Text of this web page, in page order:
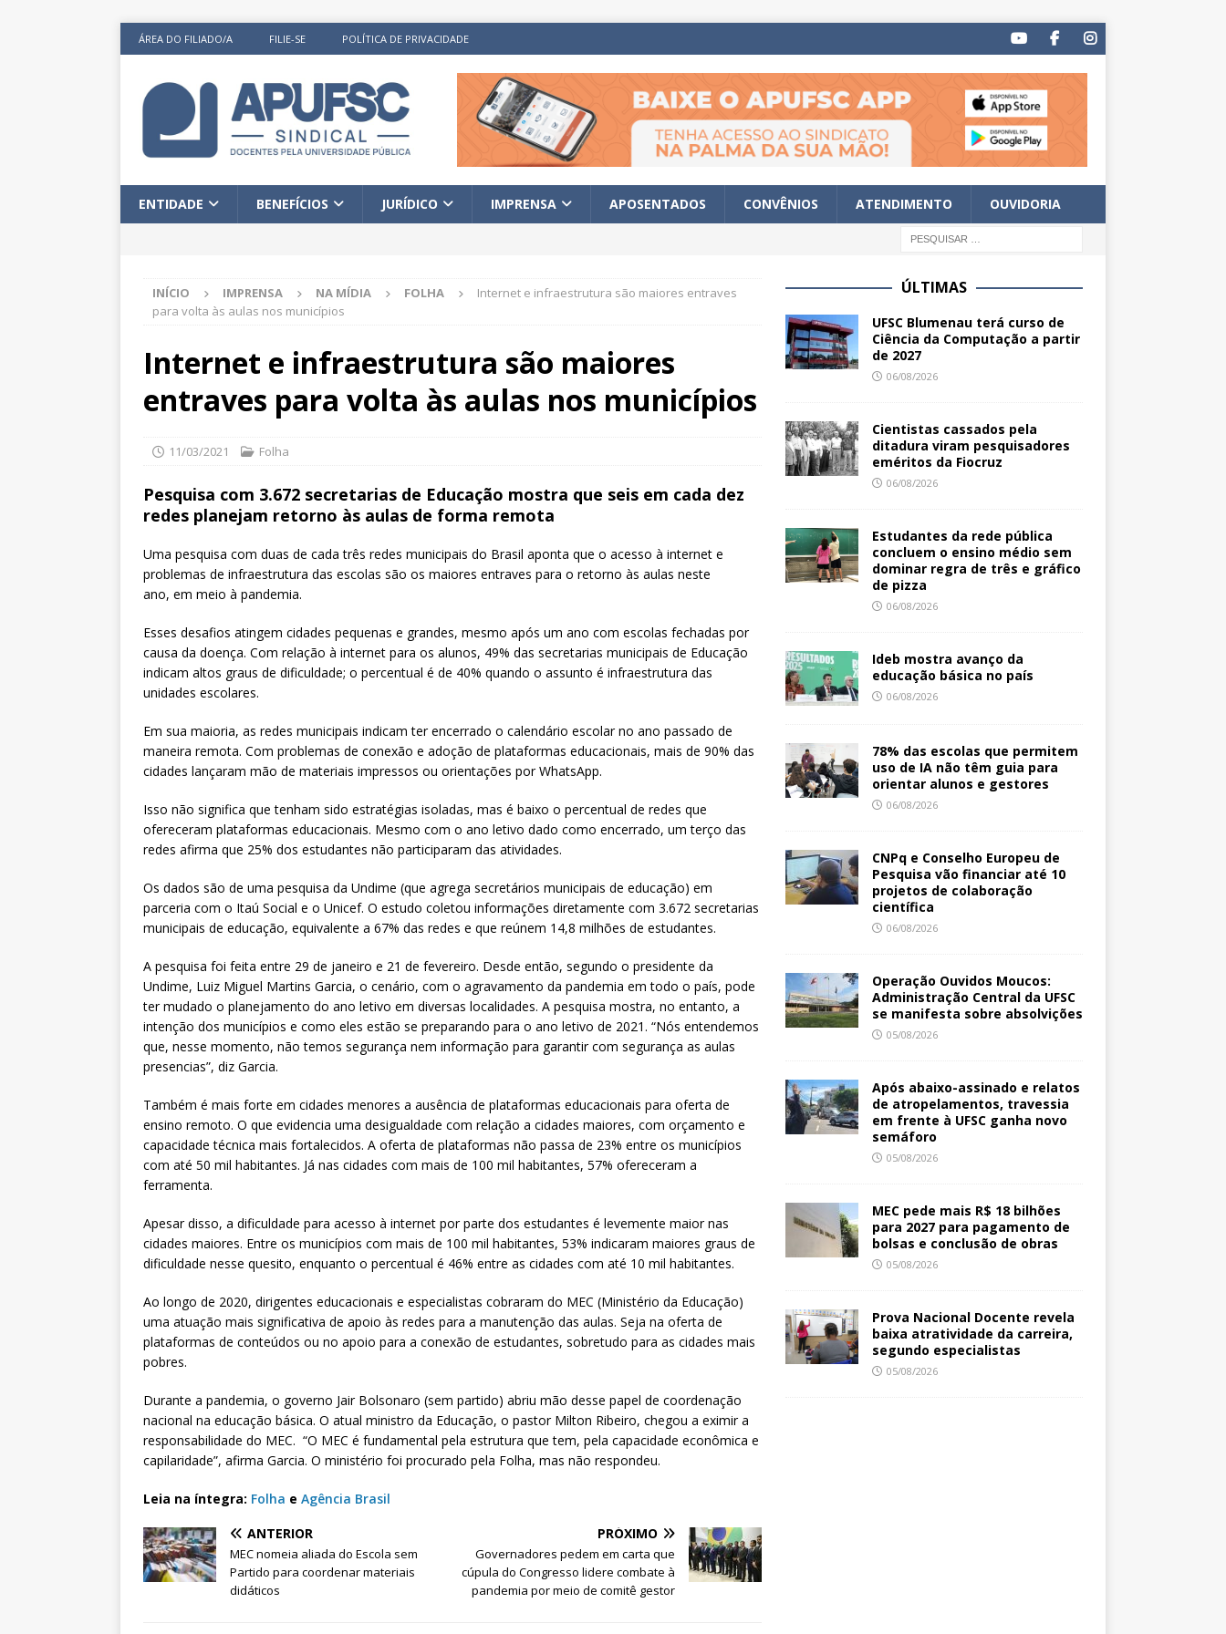
ÁREA DO FILIADO/A FILIE-SE POLÍTICA DE PRIVACIDADE
ENTIDADE BENEFÍCIOS JURÍDICO IMPRENSA APOSENTADOS CONVÊNIOS ATENDIMENTO OUVIDORIA
INÍCIO IMPRENSA NA MÍDIA FOLHA
Internet e infraestrutura são maiores entraves
para volta às aulas nos municípios
Internet e infraestrutura são maiores
entraves para volta às aulas nos municípios
11/03/2021 Folha
Pesquisa com 3.672 secretarias de Educação mostra que seis em cada dez
redes planejam retorno às aulas de forma remota
Uma pesquisa com duas de cada três redes municipais do Brasil aponta que o acesso à internet e
problemas de infraestrutura das escolas são os maiores entraves para o retorno às aulas neste
ano, em meio à pandemia.
Esses desafios atingem cidades pequenas e grandes, mesmo após um ano com escolas fechadas por
causa da doença. Com relação à internet para os alunos, 49% das secretarias municipais de Educação
indicam altos graus de dificuldade; o percentual é de 40% quando o assunto é infraestrutura das
unidades escolares.
Em sua maioria, as redes municipais indicam ter encerrado o calendário escolar no ano passado de
maneira remota. Com problemas de conexão e adoção de plataformas educacionais, mais de 90% das
cidades lançaram mão de materiais impressos ou orientações por WhatsApp.
Isso não significa que tenham sido estratégias isoladas, mas é baixo o percentual de redes que
ofereceram plataformas educacionais. Mesmo com o ano letivo dado como encerrado, um terço das
redes afirma que 25% dos estudantes não participaram das atividades.
Os dados são de uma pesquisa da Undime (que agrega secretários municipais de educação) em
parceria com o Itaú Social e o Unicef. O estudo coletou informações diretamente com 3.672 secretarias
municipais de educação, equivalente a 67% das redes e que reúnem 14,8 milhões de estudantes.
A pesquisa foi feita entre 29 de janeiro e 21 de fevereiro. Desde então, segundo o presidente da
Undime, Luiz Miguel Martins Garcia, o cenário, com o agravamento da pandemia em todo o país, pode
ter mudado o planejamento do ano letivo em diversas localidades. A pesquisa mostra, no entanto, a
intenção dos municípios e como eles estão se preparando para o ano letivo de 2021. “Nós entendemos
que, nesse momento, não temos segurança nem informação para garantir com segurança as aulas
presencias”, diz Garcia.
Também é mais forte em cidades menores a ausência de plataformas educacionais para oferta de
ensino remoto. O que evidencia uma desigualdade com relação a cidades maiores, com orçamento e
capacidade técnica mais fortalecidos. A oferta de plataformas não passa de 23% entre os municípios
com até 50 mil habitantes. Já nas cidades com mais de 100 mil habitantes, 57% ofereceram a
ferramenta.
Apesar disso, a dificuldade para acesso à internet por parte dos estudantes é levemente maior nas
cidades maiores. Entre os municípios com mais de 100 mil habitantes, 53% indicaram maiores graus de
dificuldade nesse quesito, enquanto o percentual é 46% entre as cidades com até 10 mil habitantes.
Ao longo de 2020, dirigentes educacionais e especialistas cobraram do MEC (Ministério da Educação)
uma atuação mais significativa de apoio às redes para a manutenção das aulas. Seja na oferta de
plataformas de conteúdos ou no apoio para a conexão de estudantes, sobretudo para as cidades mais
pobres.
Durante a pandemia, o governo Jair Bolsonaro (sem partido) abriu mão desse papel de coordenação
nacional na educação básica. ​O atual ministro da Educação, o pastor Milton Ribeiro, chegou a eximir a
responsabilidade do MEC. “O MEC é fundamental pela estrutura que tem, pela capacidade econômica e
capilaridade”, afirma Garcia. O ministério foi procurado pela Folha, mas não respondeu.
Leia na íntegra: Folha e Agência Brasil
ANTERIOR
MEC nomeia aliada do Escola sem
Partido para coordenar materiais
didáticos
PRÓXIMO
Governadores pedem em carta que
cúpula do Congresso lidere combate à
pandemia por meio de comitê gestor
ÚLTIMAS
UFSC Blumenau terá curso de
Ciência da Computação a partir
de 2027
06/08/2026
Cientistas cassados pela
ditadura viram pesquisadores
eméritos da Fiocruz
06/08/2026
Estudantes da rede pública
concluem o ensino médio sem
dominar regra de três e gráfico
de pizza
06/08/2026
Ideb mostra avanço da
educação básica no país
06/08/2026
78% das escolas que permitem
uso de IA não têm guia para
orientar alunos e gestores
06/08/2026
CNPq e Conselho Europeu de
Pesquisa vão financiar até 10
projetos de colaboração
científica
06/08/2026
Operação Ouvidos Moucos:
Administração Central da UFSC
se manifesta sobre absolvições
05/08/2026
Após abaixo-assinado e relatos
de atropelamentos, travessia
em frente à UFSC ganha novo
semáforo
05/08/2026
MEC pede mais R$ 18 bilhões
para 2027 para pagamento de
bolsas e conclusão de obras
05/08/2026
Prova Nacional Docente revela
baixa atratividade da carreira,
segundo especialistas
05/08/2026